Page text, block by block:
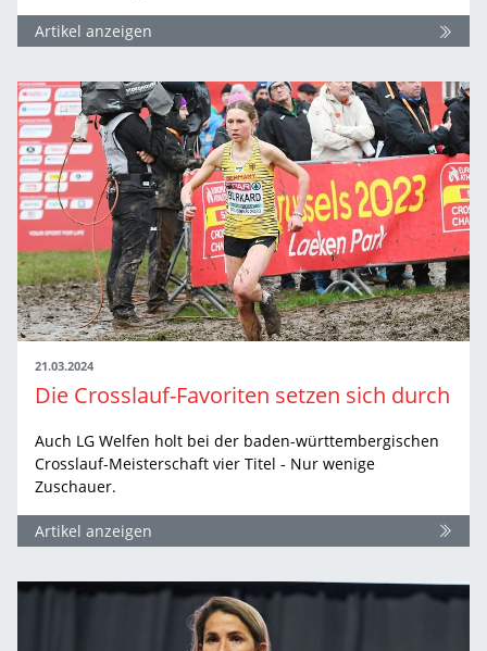
Artikel anzeigen
21.03.2024
Die Crosslauf-Favoriten setzen sich durch
Auch LG Welfen holt bei der baden-württembergischen
Crosslauf-Meisterschaft vier Titel - Nur wenige
Zuschauer.
Artikel anzeigen